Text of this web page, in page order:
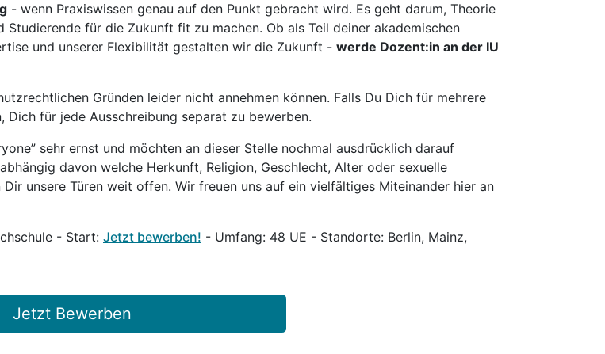
- wenn Praxiswissen genau auf den Punkt gebracht wird. Es geht darum, Theorie
für die Zukunft fit zu machen. Ob als Teil deiner akademischen
und unserer Flexibilität gestalten wir die Zukunft - werde Dozent:in an der IU
Gründen leider nicht annehmen können. Falls Du Dich für mehrere
für jede Ausschreibung separat zu bewerben.
sehr ernst und möchten an dieser Stelle nochmal ausdrücklich darauf
davon welche Herkunft, Religion, Geschlecht, Alter oder sexuelle
unsere Türen weit offen. Wir freuen uns auf ein vielfältiges Miteinander hier an
- Start: Jetzt bewerben! - Umfang: 48 UE - Standorte: Berlin, Mainz,
Jetzt Bewerben